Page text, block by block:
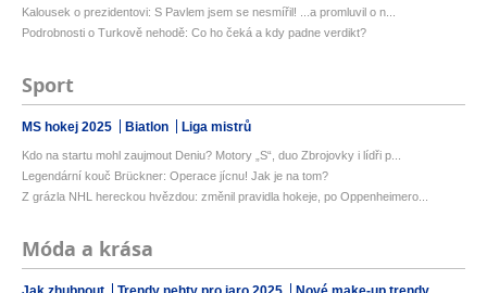
Kalousek o prezidentovi: S Pavlem jsem se nesmířil! ...a promluvil o n...
Podrobnosti o Turkově nehodě: Co ho čeká a kdy padne verdikt?
Sport
MS hokej 2025 Biatlon Liga mistrů
Kdo na startu mohl zaujmout Deniu? Motory „S“, duo Zbrojovky i lídři p...
Legendární kouč Brückner: Operace jícnu! Jak je na tom?
Z grázla NHL hereckou hvězdou: změnil pravidla hokeje, po Oppenheimero...
Móda a krása